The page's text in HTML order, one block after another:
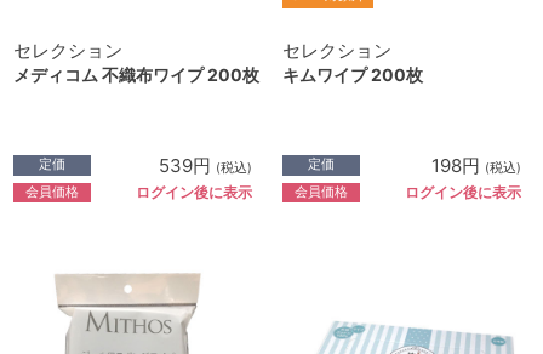
セレクション
メディコム 不織布ワイプ 200枚
定価 539円 (税込)
会員価格 ログイン後に表示
セレクション
キムワイプ 200枚
定価 198円 (税込)
会員価格 ログイン後に表示